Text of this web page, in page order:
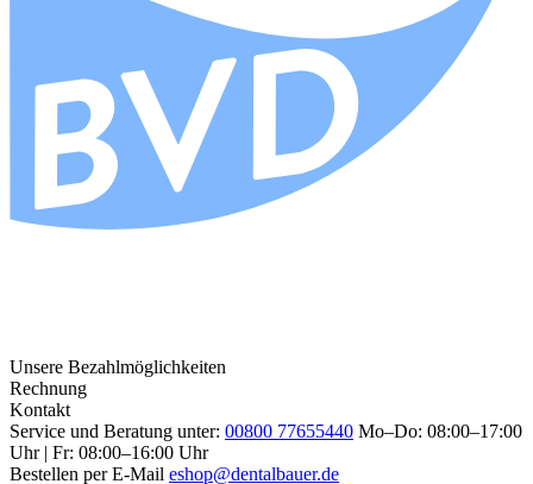
Unsere Bezahlmöglichkeiten
Rechnung
Kontakt
Service und Beratung unter: 00800 77655440 Mo–Do: 08:00–17:00
Uhr | Fr: 08:00–16:00 Uhr
Bestellen per E-Mail eshop@dentalbauer.de